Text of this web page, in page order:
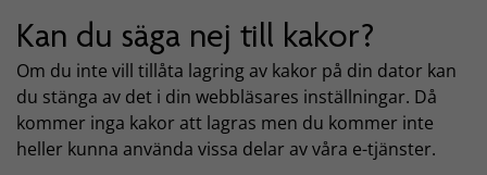
Kan du säga nej till kakor?
Om du inte vill tillåta lagring av kakor på din dator kan
du stänga av det i din webbläsares inställningar. Då
kommer inga kakor att lagras men du kommer inte
heller kunna använda vissa delar av våra e-tjänster.